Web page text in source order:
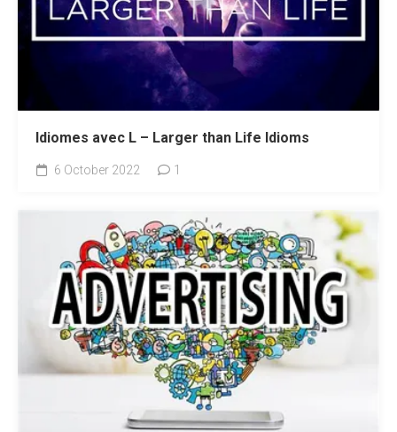
Idiomes avec L – Larger than Life Idioms
6 October 2022 1